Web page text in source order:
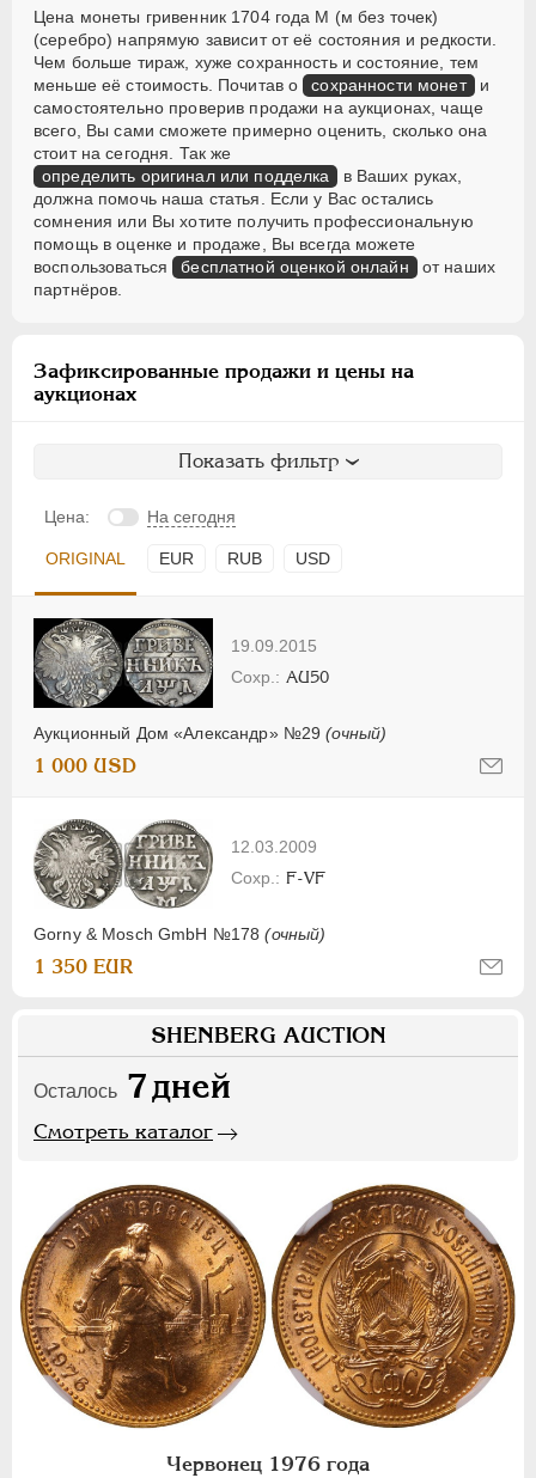
Цена монеты гривенник 1704 года M (м без точек)
(серебро) напрямую зависит от её состояния и редкости.
Чем больше тираж, хуже сохранность и состояние, тем
меньше её стоимость. Почитав о сохранности монет и
самостоятельно проверив продажи на аукционах, чаще
всего, Вы сами сможете примерно оценить, сколько она
стоит на сегодня. Так же
определить оригинал или подделка
в Ваших руках,
должна помочь наша статья. Если у Вас остались
сомнения или Вы хотите получить профессиональную
помощь в оценке и продаже, Вы всегда можете
воспользоваться бесплатной оценкой онлайн от наших
партнёров.
Зафиксированные продажи и цены на
аукционах
Показать фильтр
Цена: На сегодня
ORIGINAL EUR RUB USD
19.09.2015
Аукционный Дом «Александр» №29(очный)
AU50
1 000 USD
12.03.2009
Gorny & Mosch GmbH №178(очный)
F-VF
1 350 EUR
SHENBERG AUCTION
Осталось 7дней
Смотреть каталог
Червонец 1976 года